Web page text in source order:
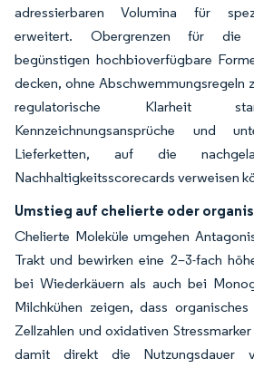
adressierbaren Volumina für
erweitert. Obergrenzen für die
begünstigen hochbioverfügbare
decken, ohne Abschwemmungsregeln
regulatorische Klarheit
Kennzeichnungsansprüche und
Lieferketten, auf die
Nachhaltigkeitsscorecards verweisen
Umstieg auf chelierte oder
Chelierte Moleküle umgehen
Trakt und bewirken eine 2–3-fach
bei Wiederkäuern als auch bei
Milchkühen zeigen, dass
Zellzahlen und oxidativen
damit direkt die Nutzungsdauer